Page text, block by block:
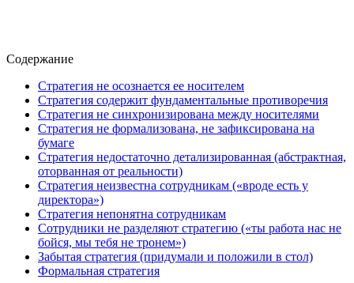
Содержание
Стратегия не осознается ее носителем
Стратегия содержит фундаментальные противоречия
Стратегия не синхронизирована между носителями
Стратегия не формализована, не зафиксирована на
бумаге
Стратегия недостаточно детализированная (абстрактная,
оторванная от реальности)
Стратегия неизвестна сотрудникам («вроде есть у
директора»)
Стратегия непонятна сотрудникам
Сотрудники не разделяют стратегию («ты работа нас не
бойся, мы тебя не тронем»)
Забытая стратегия (придумали и положили в стол)
Формальная стратегия